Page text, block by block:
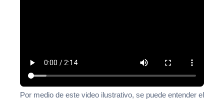
Por medio de este video ilustrativo, se puede entender el